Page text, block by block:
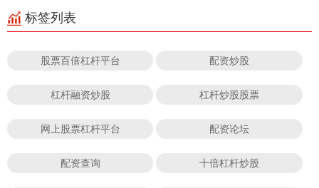
标签列表
股票百倍杠杆平台 配资炒股
杠杆融资炒股 杠杆炒股股票
网上股票杠杆平台 配资论坛
配资查询 十倍杠杆炒股